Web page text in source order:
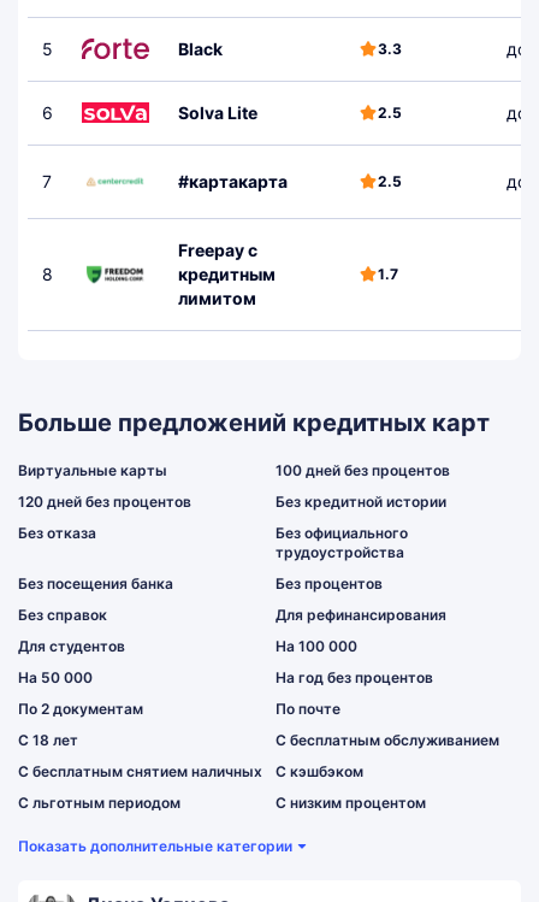
5 Black 3.3 до
6 Solva Lite 2.5 до
7 #картакарта 2.5 до
8
Freepay с
кредитным
лимитом
1.7
Больше предложений кредитных карт
Виртуальные карты
100 дней без процентов
120 дней без процентов
Без кредитной истории
Без отказа
Без официального
трудоустройства
Без посещения банка
Без процентов
Без справок
Для рефинансирования
Для студентов
На 100 000
На 50 000
На год без процентов
По 2 документам
По почте
С 18 лет
С бесплатным обслуживанием
С бесплатным снятием наличных
С кэшбэком
С льготным периодом
С низким процентом
Показать дополнительные категории